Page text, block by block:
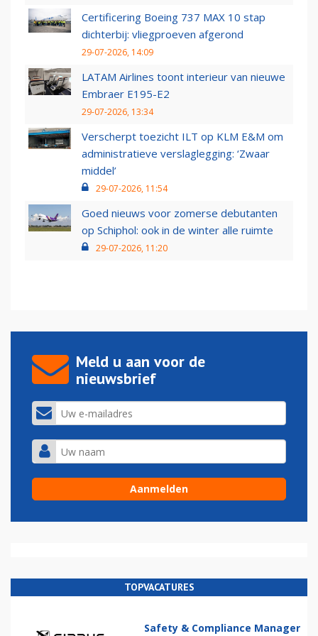
Certificering Boeing 737 MAX 10 stap
dichterbij: vliegproeven afgerond
29-07-2026, 14:09
LATAM Airlines toont interieur van nieuwe
Embraer E195-E2
29-07-2026, 13:34
Verscherpt toezicht ILT op KLM E&M om
administratieve verslaglegging: ‘Zwaar
middel’
29-07-2026, 11:54
Goed nieuws voor zomerse debutanten
op Schiphol: ook in de winter alle ruimte
29-07-2026, 11:20
Meld u aan voor de
nieuwsbrief
TOPVACATURES
Safety & Compliance Manager